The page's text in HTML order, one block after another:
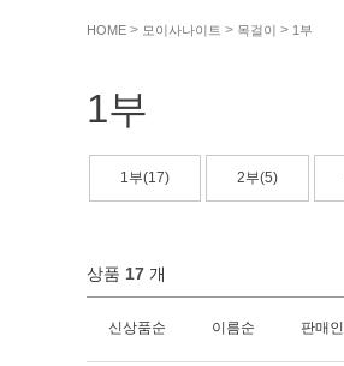
HOME > 모이사나이트 > 목걸이 > 1부
1부
1부(17) 2부(5)
상품 17 개
신상품순 이름순 판매